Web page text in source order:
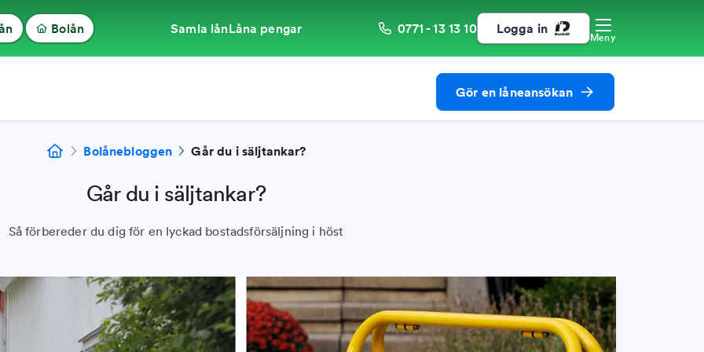
Bolån Samla lånLåna pengar 0771 - 13 13 10 Logga in
Meny
Gör en låneansökan
Bolånebloggen Går du i säljtankar?
Går du i säljtankar?
Så förbereder du dig för en lyckad bostadsförsäljning i höst